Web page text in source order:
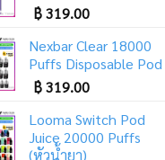
฿319.00
Nexbar Clear 18000
Puffs Disposable Pod
฿319.00
Looma Switch Pod
Juice 20000 Puffs
(หัวน้ำยา)